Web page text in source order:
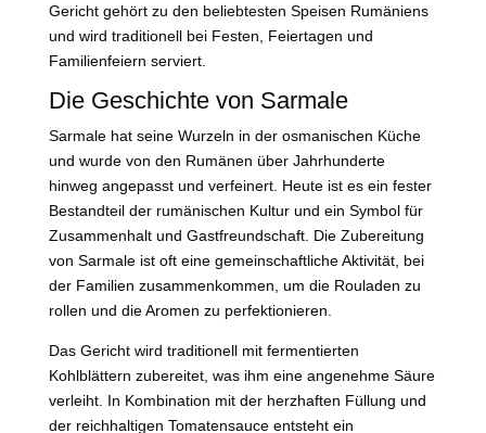
Gericht gehört zu den beliebtesten Speisen Rumäniens
und wird traditionell bei Festen, Feiertagen und
Familienfeiern serviert.
Die Geschichte von Sarmale
Sarmale hat seine Wurzeln in der osmanischen Küche
und wurde von den Rumänen über Jahrhunderte
hinweg angepasst und verfeinert. Heute ist es ein fester
Bestandteil der rumänischen Kultur und ein Symbol für
Zusammenhalt und Gastfreundschaft. Die Zubereitung
von Sarmale ist oft eine gemeinschaftliche Aktivität, bei
der Familien zusammenkommen, um die Rouladen zu
rollen und die Aromen zu perfektionieren.
Das Gericht wird traditionell mit fermentierten
Kohlblättern zubereitet, was ihm eine angenehme Säure
verleiht. In Kombination mit der herzhaften Füllung und
der reichhaltigen Tomatensauce entsteht ein